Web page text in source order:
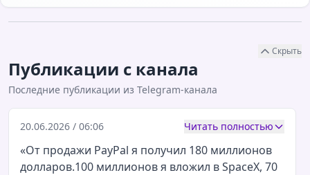
Скрыть
Публикации с канала
Последние публикации из Telegram-канала
20.06.2026 / 06:06 Читать полностью
«От продажи PayPal я получил 180 миллионов
долларов.100 миллионов я вложил в SpaceX, 70